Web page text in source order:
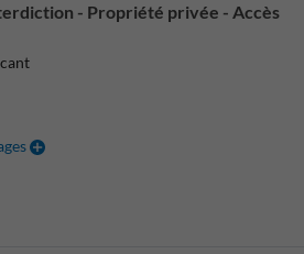
- Propriété privée - Accès